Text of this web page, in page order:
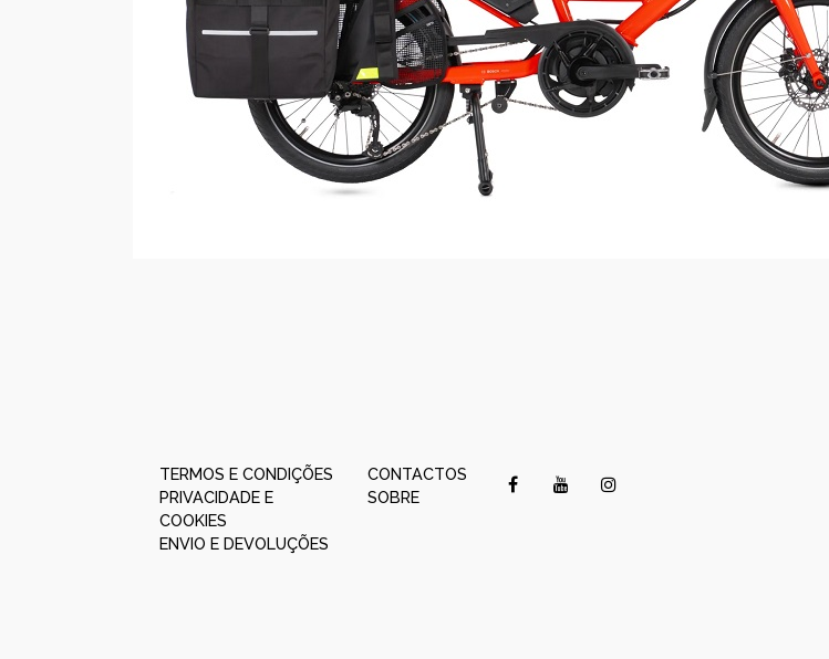
TERMOS E CONDIÇÕES
PRIVACIDADE E
COOKIES
ENVIO E DEVOLUÇÕES
CONTACTOS
SOBRE